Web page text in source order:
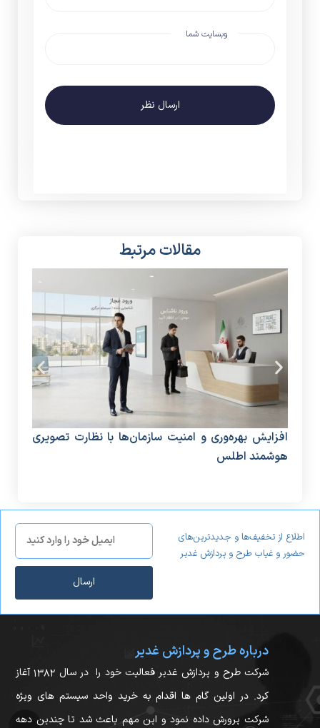
وبسایت شما
ارسال نظر
مقالات مرتبط
افزایش بهره‌وری و امنیت سازمان‌ها با نظارت تصویری
هوشمند اطلس
اطلاع از تخفیف‌ها و جدیدترین‌های
حضور و غیاب طرح و پردازش غدیر
ارسال
درباره طرح و پردازش غدیر
شرکت طرح و پردازش غدیر فعالیت خود را در سال ۱۳۸۲ آغاز
کرد. در اولین گام ها اقدام به خرید واحد سیستم های ویژه
شرکت پرورش داده نمود و این مهم باعث شد تا چندین دهه